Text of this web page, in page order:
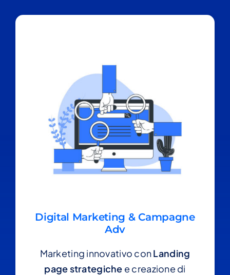
Digital Marketing & Campagne
Adv
Marketing innovativo conLanding
page strategiche e creazione di